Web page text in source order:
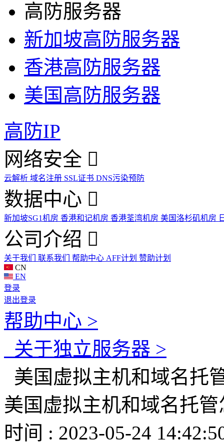
高防服务器
新加坡高防服务器
香港高防服务器
美国高防服务器
高防IP
网络安全
云解析 域名注册 SSL证书 DNS污染预防
数据中心
新加坡SG1机房 香港和记机房 香港荃湾机房 美国洛杉矶机房
公司介绍
关于我们 联系我们 帮助中心 AFF计划 赞助计划
CN
EN
登录
退出登录
帮助中心 >
关于独立服务器 >
美国虚拟主机和域名托
美国虚拟主机和域名托管
时间 : 2023-05-24